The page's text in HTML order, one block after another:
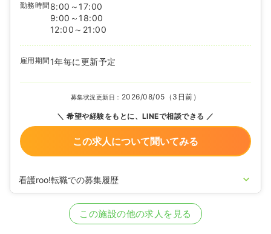
勤務時間 8:00～17:00
9:00～18:00
12:00～21:00
雇用期間 1年毎に更新予定
募集状況更新日： 2026/08/05（3日前）
希望や経験をもとに、LINEで相談できる
この求人について聞いてみる
看護roo!転職での募集履歴
正・准看護師の募集を休止
正・准看護師の募集を開始
この施設の他の求人を見る